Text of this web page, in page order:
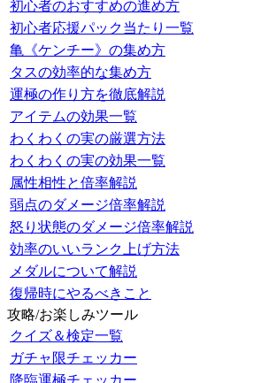
初心者のおすすめの進め方
初心者応援パック当たり一覧
亀《ケンチー》の集め方
タスの効率的な集め方
運極の作り方を徹底解説
アイテムの効果一覧
わくわくの実の厳選方法
わくわくの実の効果一覧
属性相性と倍率解説
弱点のダメージ倍率解説
怒り状態のダメージ倍率解説
効率のいいランク上げ方法
メダルについて解説
復帰時にやるべきこと
攻略/お楽しみツール
クイズ＆検定一覧
ガチャ限チェッカー
降臨運極チェッカー